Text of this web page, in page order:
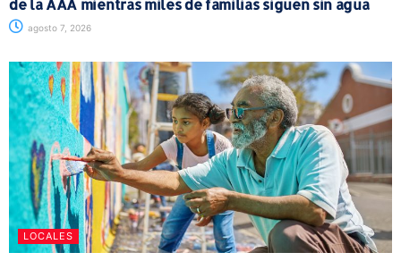
de la AAA mientras miles de familias siguen sin agua
agosto 7, 2026
LOCALES